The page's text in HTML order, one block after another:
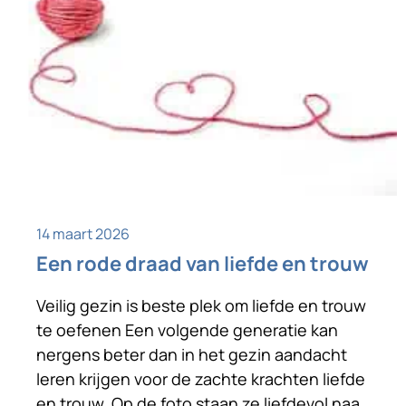
14 maart 2026
Een rode draad van liefde en trouw
Veilig gezin is beste plek om liefde en trouw
te oefenen Een volgende generatie kan
nergens beter dan in het gezin aandacht
leren krijgen voor de zachte krachten liefde